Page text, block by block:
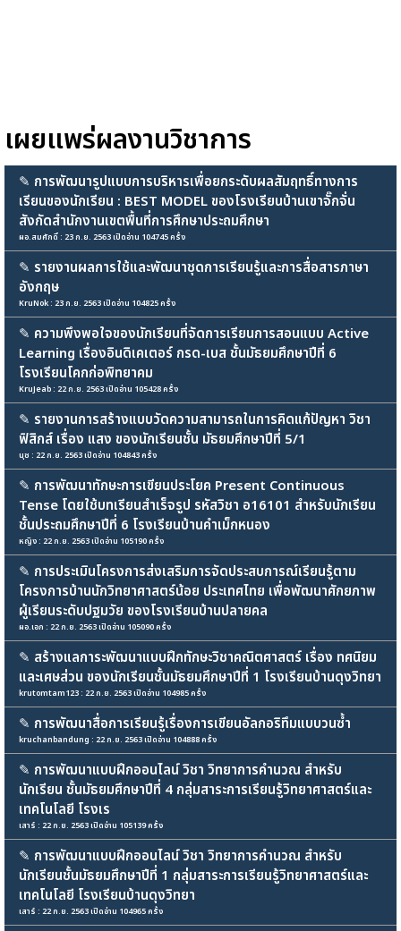
เผยแพร่ผลงานวิชาการ
✎ การพัฒนารูปแบบการบริหารเพื่อยกระดับผลสัมฤทธิ์ทางการ
เรียนของนักเรียน : BEST MODEL ของโรงเรียนบ้านเขาจั๊กจั่น
สังกัดสำนักงานเขตพื้นที่การศึกษาประถมศึกษา
ผอ.สมศักดิ์ : 23 ก.ย. 2563 เปิดอ่าน 104745 ครั้ง
✎ รายงานผลการใช้และพัฒนาชุดการเรียนรู้และการสื่อสารภาษา
อังกฤษ
KruNok : 23 ก.ย. 2563 เปิดอ่าน 104825 ครั้ง
✎ ความพึงพอใจของนักเรียนที่จัดการเรียนการสอนแบบ Active
Learning เรื่องอินดิเคเตอร์ กรด-เบส ชั้นมัธยมศึกษาปีที่ 6
โรงเรียนโคกก่อพิทยาคม
KruJeab : 22 ก.ย. 2563 เปิดอ่าน 105428 ครั้ง
✎ รายงานการสร้างแบบวัดความสามารถในการคิดแก้ปัญหา วิชา
ฟิสิกส์ เรื่อง แสง ของนักเรียนชั้น มัธยมศึกษาปีที่ 5/1
นุช : 22 ก.ย. 2563 เปิดอ่าน 104843 ครั้ง
✎ การพัฒนาทักษะการเขียนประโยค Present Continuous
Tense โดยใช้บทเรียนสำเร็จรูป รหัสวิชา อ16101 สำหรับนักเรียน
ชั้นประถมศึกษาปีที่ 6 โรงเรียนบ้านคำเม็กหนอง
หญิง : 22 ก.ย. 2563 เปิดอ่าน 105190 ครั้ง
✎ การประเมินโครงการส่งเสริมการจัดประสบการณ์เรียนรู้ตาม
โครงการบ้านนักวิทยาศาสตร์น้อย ประเทศไทย เพื่อพัฒนาศักยภาพ
ผู้เรียนระดับปฐมวัย ของโรงเรียนบ้านปลายคล
ผอ.เอก : 22 ก.ย. 2563 เปิดอ่าน 105090 ครั้ง
✎ สร้างแลการะพัฒนาแบบฝึกทักษะวิชาคณิตศาสตร์ เรื่อง ทศนิยม
และเศษส่วน ของนักเรียนชั้นมัธยมศึกษาปีที่ 1 โรงเรียนบ้านดุงวิทยา
krutomtam123 : 22 ก.ย. 2563 เปิดอ่าน 104985 ครั้ง
✎ การพัฒนาสื่อการเรียนรู้เรื่องการเขียนอัลกอริทึมแบบวนซ้ำ
kruchanbandung : 22 ก.ย. 2563 เปิดอ่าน 104888 ครั้ง
✎ การพัฒนาแบบฝึกออนไลน์ วิชา วิทยาการคำนวณ สำหรับ
นักเรียน ชั้นมัธยมศึกษาปีที่ 4 กลุ่มสาระการเรียนรู้วิทยาศาสตร์และ
เทคโนโลยี โรงเร
เสาร์ : 22 ก.ย. 2563 เปิดอ่าน 105139 ครั้ง
✎ การพัฒนาแบบฝึกออนไลน์ วิชา วิทยาการคำนวณ สำหรับ
นักเรียนชั้นมัธยมศึกษาปีที่ 1 กลุ่มสาระการเรียนรู้วิทยาศาสตร์และ
เทคโนโลยี โรงเรียนบ้านดุงวิทยา
เสาร์ : 22 ก.ย. 2563 เปิดอ่าน 104965 ครั้ง